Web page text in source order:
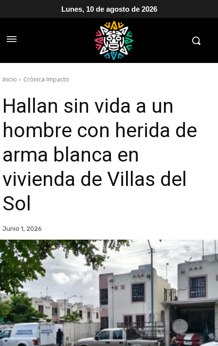
Lunes, 10 de agosto de 2026
Inicio Crónica Impacto
Hallan sin vida a un
hombre con herida de
arma blanca en
vivienda de Villas del
Sol
Junio 1, 2026